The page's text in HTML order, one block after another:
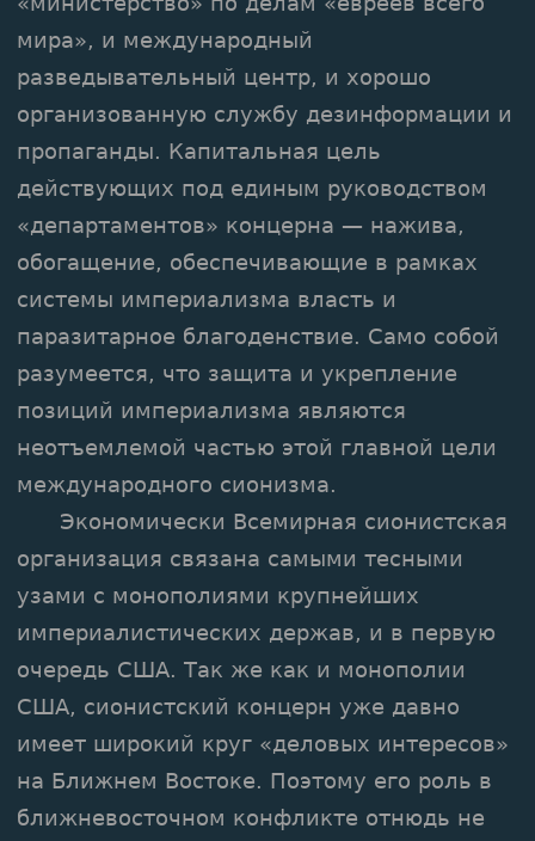
мира», и международный
разведывательный центр, и хорошо
организованную службу дезинформации и
пропаганды. Капитальная цель
действующих под единым руководством
«департаментов» концерна — нажива,
обогащение, обеспечивающие в рамках
системы империализма власть и
паразитарное благоденствие. Само собой
разумеется, что защита и укрепление
позиций империализма являются
неотъемлемой частью этой главной цели
международного сионизма.
Экономически Всемирная сионистская
организация связана самыми тесными
узами с монополиями крупнейших
империалистических держав, и в первую
очередь США. Так же как и монополии
США, сионистский концерн уже давно
имеет широкий круг «деловых интересов»
на Ближнем Востоке. Поэтому его роль в
ближневосточном конфликте отнюдь не